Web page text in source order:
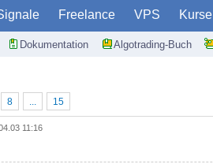
Freelance VPS Kurse
Dokumentation Algotrading-Buch
8 ... 15
11:16